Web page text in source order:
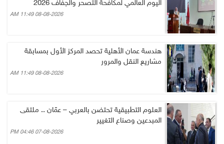
اليوم العالمي لمكافحة التصحر والجفاف 2026
08-08-2026 11:49 AM
هندسة عمان الأهلية تحصد المركز الأول بمسابقة
مشاريع النقل والمرور
08-08-2026 11:49 AM
العلوم التطبيقية تحتضن بالعربي – عمّان .. ملتقى
المبدعين وصناع التغيير
07-08-2026 04:46 PM